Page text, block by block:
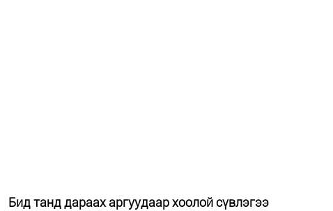
Бид танд дараах аргуудаар хоолой сүвлэгээ